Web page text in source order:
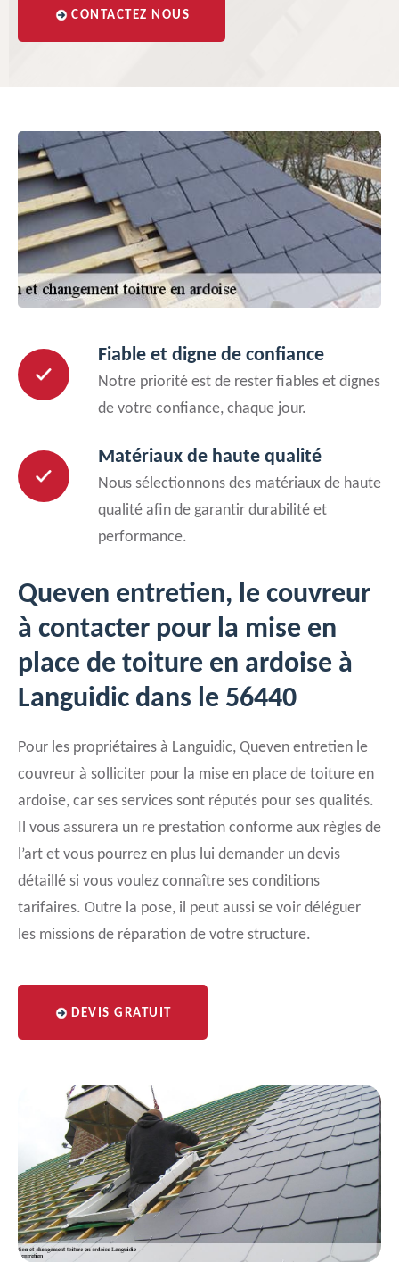
CONTACTEZ NOUS
Fiable et digne de confiance
Notre priorité est de rester fiables et dignes
de votre confiance, chaque jour.
Matériaux de haute qualité
Nous sélectionnons des matériaux de haute
qualité afin de garantir durabilité et
performance.
Queven entretien, le couvreur
à contacter pour la mise en
place de toiture en ardoise à
Languidic dans le 56440
Pour les propriétaires à Languidic, Queven entretien le
couvreur à solliciter pour la mise en place de toiture en
ardoise, car ses services sont réputés pour ses qualités.
Il vous assurera un re prestation conforme aux règles de
l’art et vous pourrez en plus lui demander un devis
détaillé si vous voulez connaître ses conditions
tarifaires. Outre la pose, il peut aussi se voir déléguer
les missions de réparation de votre structure.
DEVIS GRATUIT